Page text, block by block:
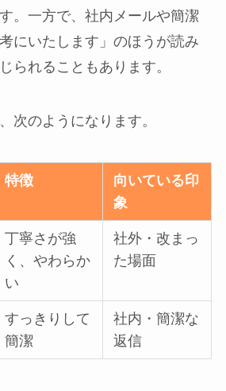
。一方で、社内メールや簡潔
にいたします」のほうが読み
られることもあります。
次のようになります。
特徴
向いている印
象
丁寧さが強
く、やわらか
い
社外・改まっ
た場面
すっきりして
簡潔
社内・簡潔な
返信